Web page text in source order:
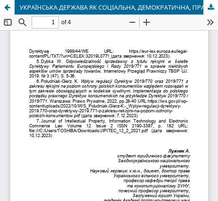
УКРАЇНСЬКА ДЕРЖАВА ЯК СОЦІАЛЬНА, ДЕМОКРАТИЧНА, ПРАВОВА ДЕРЖАВА: ЗАГАЛЬНО ТЕОРЕТИЧНИЙ АСПЕКТ